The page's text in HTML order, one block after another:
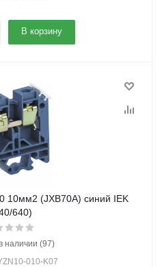
В корзину
10мм2 (JXB70А) синий IEK
640)
наличии (97)
010-K07